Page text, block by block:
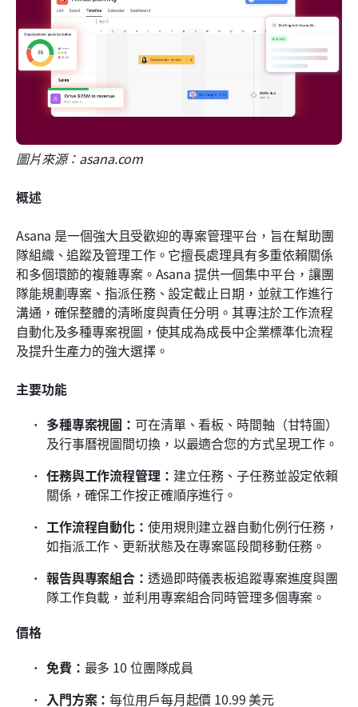
圖片來源：asana.com
概述
Asana 是一個強大且受歡迎的專案管理平台，旨在幫助團
隊組織、追蹤及管理工作。它擅長處理具有多重依賴關係
和多個環節的複雜專案。Asana 提供一個集中平台，讓團
隊能規劃專案、指派任務、設定截止日期，並就工作進行
溝通，確保整體的清晰度與責任分明。其專注於工作流程
自動化及多種專案視圖，使其成為成長中企業標準化流程
及提升生產力的強大選擇。
主要功能
多種專案視圖： 可在清單、看板、時間軸（甘特圖）
及行事曆視圖間切換，以最適合您的方式呈現工作。
任務與工作流程管理： 建立任務、子任務並設定依賴
關係，確保工作按正確順序進行。
工作流程自動化： 使用規則建立器自動化例行任務，
如指派工作、更新狀態及在專案區段間移動任務。
報告與專案組合： 透過即時儀表板追蹤專案進度與團
隊工作負載，並利用專案組合同時管理多個專案。
價格
免費： 最多 10 位團隊成員
入門方案：每位用戶每月起價 10.99 美元